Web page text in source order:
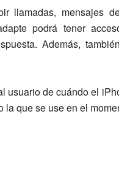
llamadas, mensajes
podrá tener
Además,
usuario de cuándo el
la que se use en el